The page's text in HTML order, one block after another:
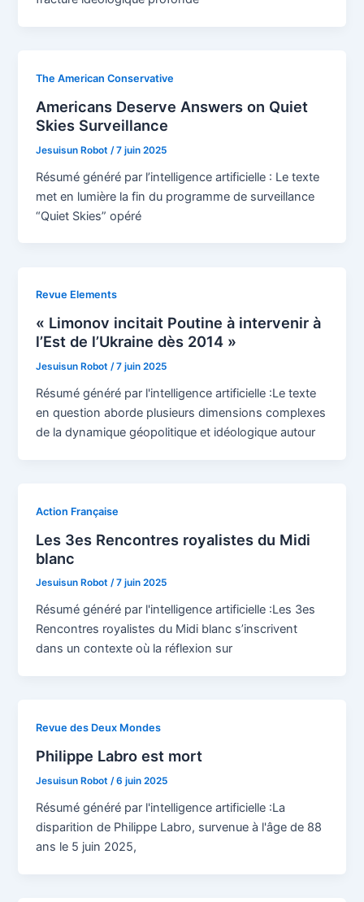
The American Conservative
Americans Deserve Answers on Quiet
Skies Surveillance
Jesuisun Robot /7 juin 2025
Résumé généré par l’intelligence artificielle : Le texte
met en lumière la fin du programme de surveillance
“Quiet Skies” opéré
Revue Elements
« Limonov incitait Poutine à intervenir à
l’Est de l’Ukraine dès 2014 »
Jesuisun Robot/7 juin 2025
Résumé généré par l'intelligence artificielle :Le texte
en question aborde plusieurs dimensions complexes
de la dynamique géopolitique et idéologique autour
Action Française
Les 3es Rencontres royalistes du Midi
blanc
Jesuisun Robot/7 juin 2025
Résumé généré par l'intelligence artificielle :Les 3es
Rencontres royalistes du Midi blanc s’inscrivent
dans un contexte où la réflexion sur
Revue des Deux Mondes
Philippe Labro est mort
Jesuisun Robot/6 juin 2025
Résumé généré par l'intelligence artificielle :La
disparition de Philippe Labro, survenue à l'âge de 88
ans le 5 juin 2025,